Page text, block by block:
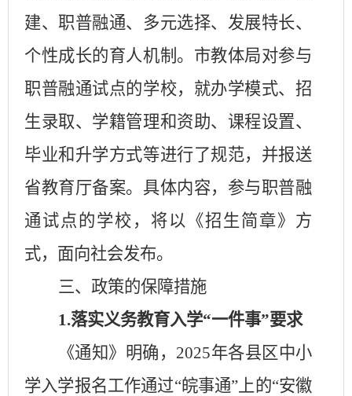
建、职普融通、多元选择、发展特长、
个性成长的育人机制。市教体局对参与
职普融通试点的学校，就办学模式、招
生录取、学籍管理和资助、课程设置、
毕业和升学方式等进行了规范，并报送
省教育厅备案。具体内容，参与职普融
通试点的学校，将以《招生简章》方
式，面向社会发布。
三、政策的保障措施
1.落实义务教育入学“一件事”要求
《通知》明确， 2025年各县区中小
学入学报名工作通过“皖事通”上的“安徽